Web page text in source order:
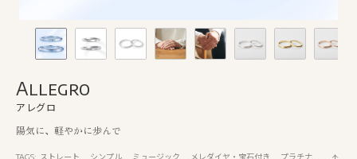
アレグロ
Allegro
陽気に、軽やかに歩んで
TAGS: ストレート シンプル ミュージック メレダイヤ・宝石付き
プラチナ